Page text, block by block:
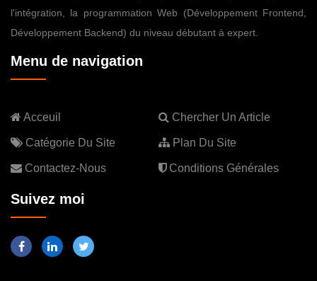
l'intégration, la programmation Web (Développement Frontend,
Développement Backend) du niveau débutant à expert.
Menu de navigation
Acceuil Chercher Un Article
Catégorie Du Site Plan Du Site
Contactez-Nous Conditions Générales
Suivez moi